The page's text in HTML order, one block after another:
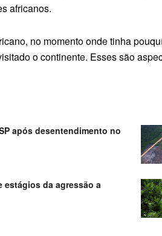
africanos.
no momento onde tinha
o continente. Esses são
após desentendimento no
estágios da agressão a